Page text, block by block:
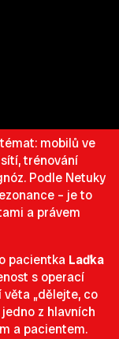
mobilů ve
trénování
Podle Netuky
– je to
a právem
pacientka Laďka
s operací
„dělejte, co
z hlavních
a pacientem.